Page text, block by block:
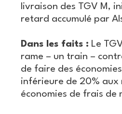
livraison des TGV M,
retard accumulé par
Dans les faits : Le
rame – un train –
de faire des
inférieure de 20% aux
économies de frais de